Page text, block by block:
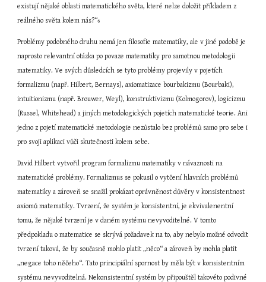
existují nějaké oblasti matematického světa, které nelze doložit příkladem z
reálného světa kolem nás?“6
Problémy podobného druhu nemá jen filosofie matematiky, ale v jiné podobě je
naprosto relevantní otázka po povaze matematiky pro samotnou metodologii
matematiky. Ve svých důsledcích se tyto problémy projevily v pojetích
formalizmu (např. Hilbert, Bernays), axiomatizace bourbakizmu (Bourbaki),
intuitionizmu (např. Brouwer, Weyl), konstruktivizmu (Kolmogorov), logicizmu
(Russel, Whitehead) a jiných metodologických pojetích matematické teorie. Ani
jedno z pojetí matematické metodologie nezůstalo bez problémů samo pro sebe i
pro svoji aplikaci vůči skutečnosti kolem sebe.
David Hilbert vytvořil program formalizmu matematiky v návaznosti na
matematické problémy. Formalizmus se pokusil o vytčení hlavních problémů
matematiky a zároveň se snažil prokázat oprávněnost důvěry v konsistentnost
axiomů matematiky. Tvrzení, že systém je konsistentní, je ekvivalenentní
tomu, že nějaké tvrzení je v daném systému nevyvoditelné. V tomto
předpokladu o matematice se skrývá požadavek na to, aby nebylo možné odvodit
tvrzení taková, že by současně mohlo platit „něco“ a zároveň by mohla platit
„negace toho něčeho“. Tato principiální spornost by měla být v konsistentním
systému nevyvoditelná. Nekonsistentní systém by připouštěl takovéto podivné